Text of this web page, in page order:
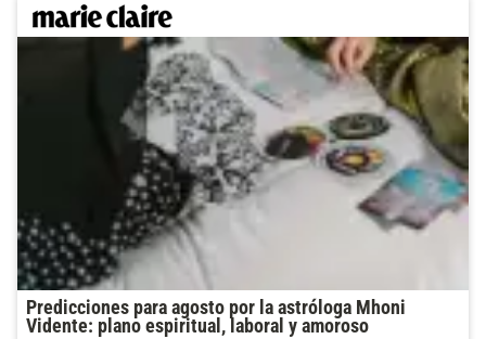
Predicciones para agosto por la astróloga Mhoni
Vidente: plano espiritual, laboral y amoroso